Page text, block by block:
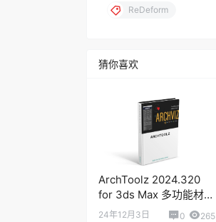
ReDeform
猜你喜欢
ArchToolz 2024.320
for 3ds Max 多功能材质
转换器工具
24年12月3日 0 265